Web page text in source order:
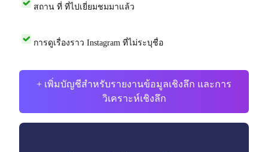
สถาน ที่ ที่ไปเยี่ยมชมมาแล้ว
การดูเรื่องราว Instagram ที่ไม่ระบุชื่อ
+ เพิ่มบัญชีสำหรับรายงานข้อมูลเชิงลึก และการ
วิเคราะห์เชิงลึก